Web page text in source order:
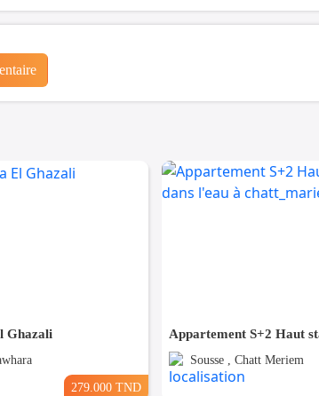
Ghazali
279.000 TND
Sousse , Chatt Meriem